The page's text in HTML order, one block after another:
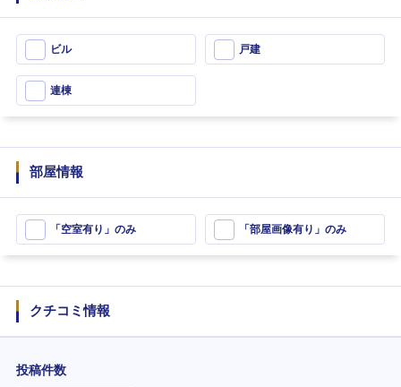
ビル 戸建
連棟
部屋情報
「空室有り」のみ 「部屋画像有り」のみ
クチコミ情報
投稿件数